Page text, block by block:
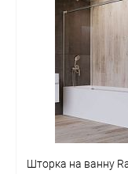
В
В избранное
Шторка на ванну